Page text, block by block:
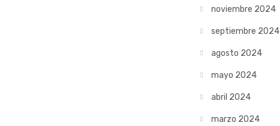
noviembre 2024
septiembre 2024
agosto 2024
mayo 2024
abril 2024
marzo 2024